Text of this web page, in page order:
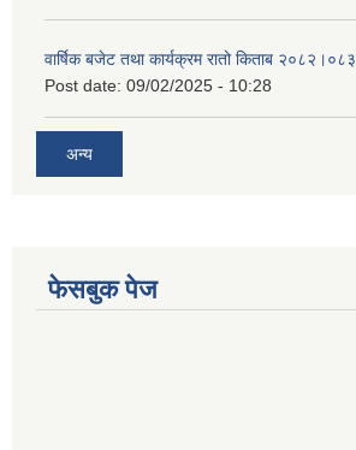
वार्षिक बजेट तथा कार्यक्रम रातो किताब २०८२।०८३
Post date: 09/02/2025 - 10:28
अन्य
फेसबुक पेज